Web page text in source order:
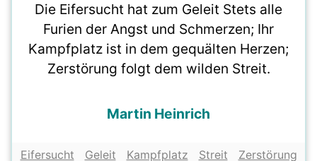
Die Eifersucht hat zum Geleit Stets alle
Furien der Angst und Schmerzen; Ihr
Kampfplatz ist in dem gequälten Herzen;
Zerstörung folgt dem wilden Streit.
Martin Heinrich
Eifersucht Geleit Kampfplatz Streit Zerstörung